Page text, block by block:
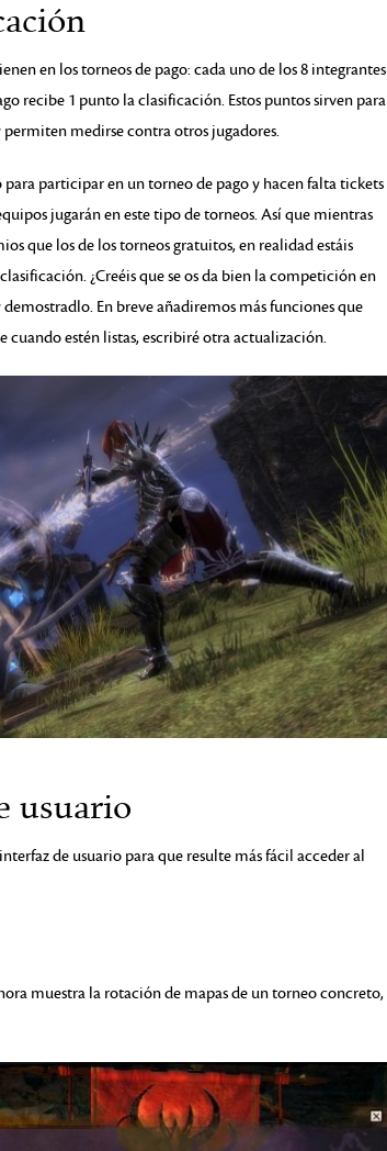
en los torneos de pago: cada uno de los 8 integrantes
recibe 1 punto la clasificación. Estos puntos sirven para
permiten medirse contra otros jugadores.
participar en un torneo de pago y hacen falta tickets
jugarán en este tipo de torneos. Así que mientras
que los de los torneos gratuitos, en realidad estáis
¿Creéis que se os da bien la competición en
En breve añadiremos más funciones que
cuando estén listas, escribiré otra actualización.
usuario
de usuario para que resulte más fácil acceder al
muestra la rotación de mapas de un torneo concreto,